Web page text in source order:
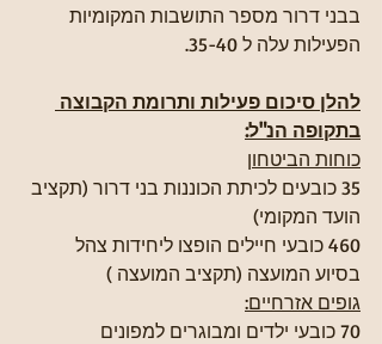
בבני דרור מספר התושבות המקומיות
הפעילות עלה ל 35-40.
להלן סיכום פעילות ותרומת הקבוצה
בתקופה הנ"ל:
כוחות הביטחון
35 כובעים לכיתת הכוננות בני דרור (תקציב
הועד המקומי)
460 כובעי חיילים הופצו ליחידות צהל
בסיוע המועצה (תקציב המועצה )
גופים אזרחיים:
70 כובעי ילדים ומבוגרים למפונים